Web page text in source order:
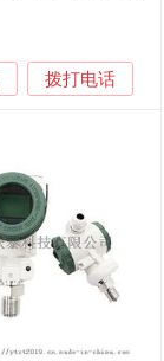
拨打电话